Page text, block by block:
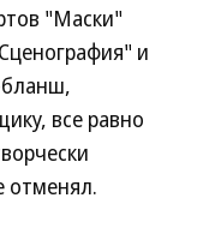
"Маски"
и
все равно
отменял.